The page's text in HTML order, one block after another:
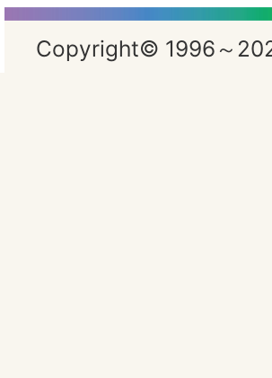
Copyright© 1996～